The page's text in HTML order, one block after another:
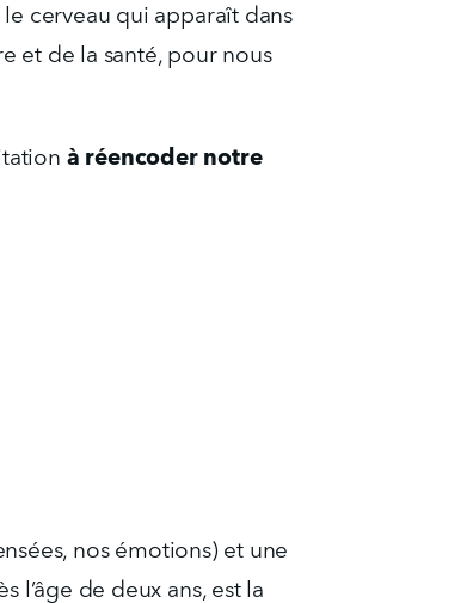
le cerveau qui apparaît dans
et de la santé, pour nous
à réencoder notre
nos émotions) et une
l’âge de deux ans, est la